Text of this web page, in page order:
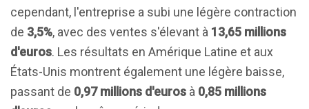
cependant, l'entreprise a subi une légère contraction
de 3,5%, avec des ventes s'élevant à 13,65 millions
d'euros. Les résultats en Amérique Latine et aux
États-Unis montrent également une légère baisse,
passant de 0,97 millions d'euros à 0,85 millions